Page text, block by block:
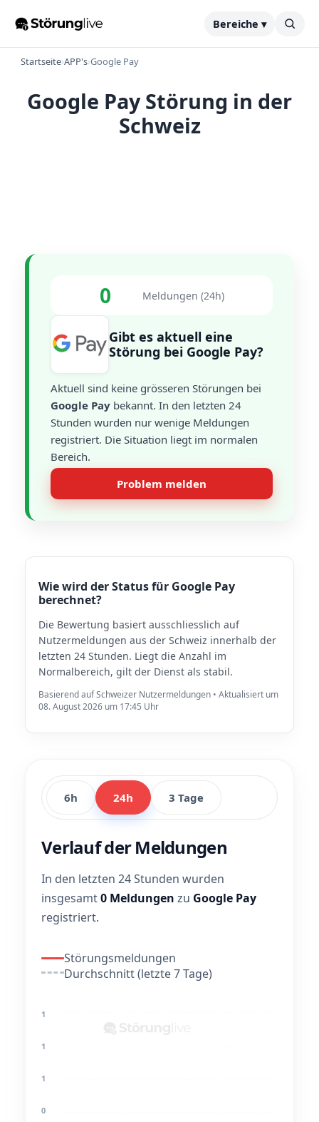
Bereiche ▾
Startseite›APP's›Google Pay
Google Pay Störung in der
Schweiz
0 Meldungen (24h)
Gibt es aktuell eine
Störung bei Google Pay?
Aktuell sind keine grösseren Störungen bei
Google Pay bekannt. In den letzten 24
Stunden wurden nur wenige Meldungen
registriert. Die Situation liegt im normalen
Bereich.
Problem melden
Wie wird der Status für Google Pay
berechnet?
Die Bewertung basiert ausschliesslich auf
Nutzermeldungen aus der Schweiz innerhalb der
letzten 24 Stunden. Liegt die Anzahl im
Normalbereich, gilt der Dienst als stabil.
Basierend auf Schweizer Nutzermeldungen • Aktualisiert um
08. August 2026 um 17:45 Uhr
6h 24h 3 Tage
Verlauf der Meldungen
In den letzten 24 Stunden wurden
insgesamt0 Meldungen zu Google Pay
registriert.
Störungsmeldungen
Durchschnitt (letzte 7 Tage)
1
1
1
0